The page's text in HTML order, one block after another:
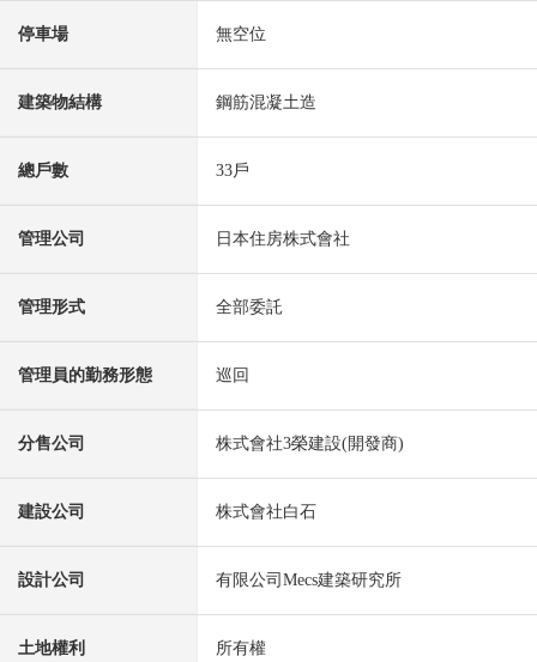
停車場 無空位
建築物結構 鋼筋混凝土造
總戶數 33戶
管理公司 日本住房株式會社
管理形式 全部委託
管理員的勤務形態 巡回
分售公司 株式會社3榮建設(開發商)
建設公司 株式會社白石
設計公司 有限公司Mecs建築研究所
土地權利 所有權